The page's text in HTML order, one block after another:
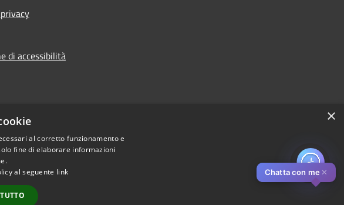
di accessibilità
Chatta con me ✕
×
al corretto funzionamento e
fine di elaborare informazioni
al seguente link